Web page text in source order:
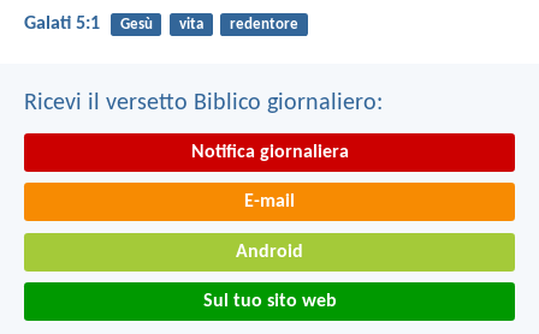
Galati 5:1 Gesù vita redentore
Ricevi il versetto Biblico giornaliero:
Notifica giornaliera
E-mail
Android
Sul tuo sito web